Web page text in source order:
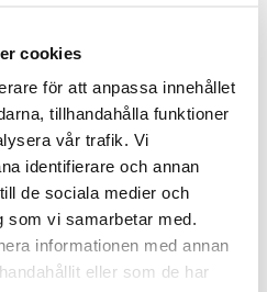
cookies
för att anpassa innehållet
tillhandahålla funktioner
vår trafik. Vi
identifierare och annan
de sociala medier och
som vi samarbetar med.
informationen med annan
eller som de har
har PLC-kunskaper Siemens S7
hydraulik och/eller har
på ansvarstagande ser vi att
planeringsförmåga. Du